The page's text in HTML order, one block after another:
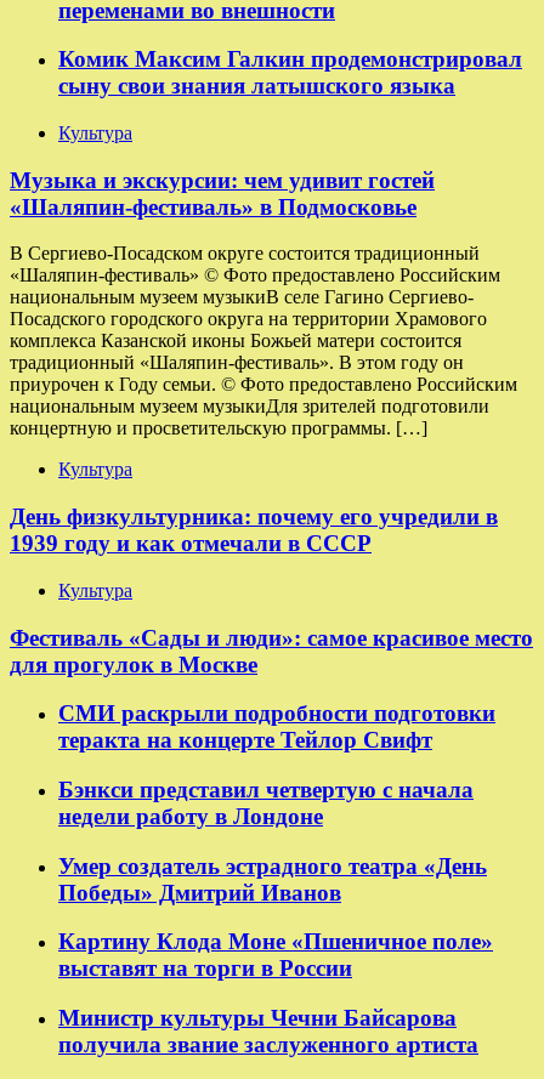
переменами во внешности
Комик Максим Галкин продемонстрировал
сыну свои знания латышского языка
Культура
Музыка и экскурсии: чем удивит гостей
«Шаляпин-фестиваль» в Подмосковье
В Сергиево-Посадском округе состоится традиционный
«Шаляпин-фестиваль» © Фото предоставлено Российским
национальным музеем музыкиВ селе Гагино Сергиево-
Посадского городского округа на территории Храмового
комплекса Казанской иконы Божьей матери состоится
традиционный «Шаляпин-фестиваль». В этом году он
приурочен к Году семьи. © Фото предоставлено Российским
национальным музеем музыкиДля зрителей подготовили
концертную и просветительскую программы. […]
Культура
День физкультурника: почему его учредили в
1939 году и как отмечали в СССР
Культура
Фестиваль «Сады и люди»: самое красивое место
для прогулок в Москве
СМИ раскрыли подробности подготовки
теракта на концерте Тейлор Свифт
Бэнкси представил четвертую с начала
недели работу в Лондоне
Умер создатель эстрадного театра «День
Победы» Дмитрий Иванов
Картину Клода Моне «Пшеничное поле»
выставят на торги в России
Министр культуры Чечни Байсарова
получила звание заслуженного артиста